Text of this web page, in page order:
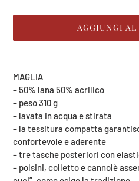
AGGIUNGI AL
del
prodotto
carrello
MAGLIA
– 50% lana 50% acrilico
– peso 310 g
– lavata in acqua e stirata
– la tessitura compatta
confortevole e aderente
– tre tasche posteriori con
– polsini, colletto e cannolè